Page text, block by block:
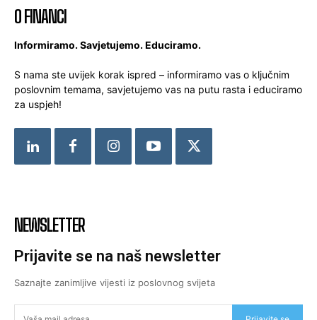
O FINANCI
Informiramo. Savjetujemo. Educiramo.
S nama ste uvijek korak ispred – informiramo vas o ključnim
poslovnim temama, savjetujemo vas na putu rasta i educiramo
za uspjeh!
NEWSLETTER
Prijavite se na naš newsletter
Saznajte zanimljive vijesti iz poslovnog svijeta